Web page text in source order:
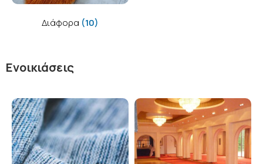
Διάφορα (10)
Ενοικιάσεις